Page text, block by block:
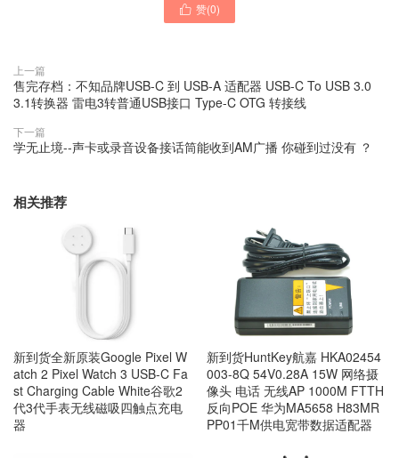
 赞(0)
上一篇
售完存档：不知品牌USB-C 到 USB-A 适配器 USB-C To USB 3.0
3.1转换器 雷电3转普通USB接口 Type-C OTG 转接线
下一篇
学无止境--声卡或录音设备接话筒能收到AM广播 你碰到过没有 ？
相关推荐
新到货全新原装Google Pixel W
atch 2 Pixel Watch 3 USB-C Fa
st Charging Cable White谷歌2
代3代手表无线磁吸四触点充电
器
新到货HuntKey航嘉 HKA02454
003-8Q 54V0.28A 15W 网络摄
像头 电话 无线AP 1000M FTTH
反向POE 华为MA5658 H83MR
PP01千M供电宽带数据适配器